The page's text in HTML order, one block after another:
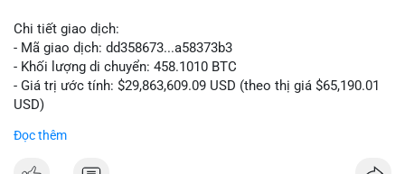
Chi tiết giao dịch:
- Mã giao dịch: dd358673...a58373b3
- Khối lượng di chuyển: 458.1010 BTC
- Giá trị ước tính: $29,863,609.09 USD (theo thị giá $65,190.01
USD)
Đọc thêm